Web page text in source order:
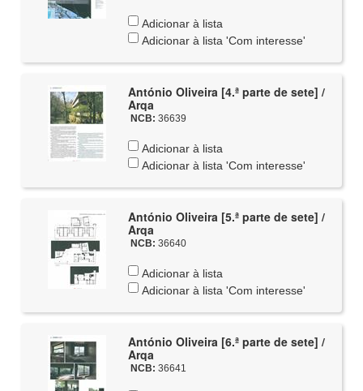
Adicionar à lista
Adicionar à lista 'Com interesse'
António Oliveira [4.ª parte de sete] /
Arqa
NCB: 36639
Adicionar à lista
Adicionar à lista 'Com interesse'
António Oliveira [5.ª parte de sete] /
Arqa
NCB: 36640
Adicionar à lista
Adicionar à lista 'Com interesse'
António Oliveira [6.ª parte de sete] /
Arqa
NCB: 36641